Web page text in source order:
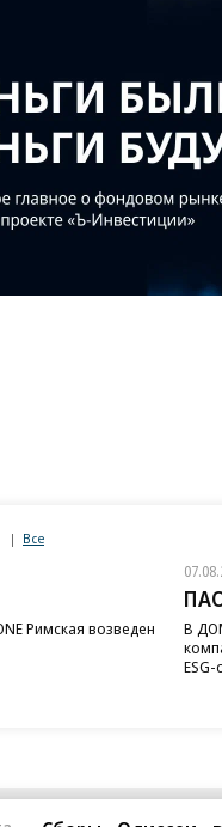
Все
Римская возведен
В
ESG-